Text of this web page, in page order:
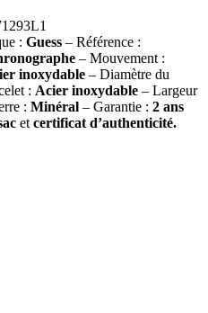
: Guess – Référence :
– Mouvement :
inoxydable – Diamètre du
: Acier inoxydable – Largeur
: Minéral – Garantie : 2 ans
et certificat d’authenticité.